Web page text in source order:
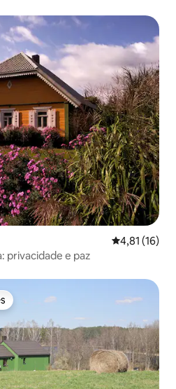
4,81 de uma
4,81 (16)
privacidade e paz
dos hóspedes